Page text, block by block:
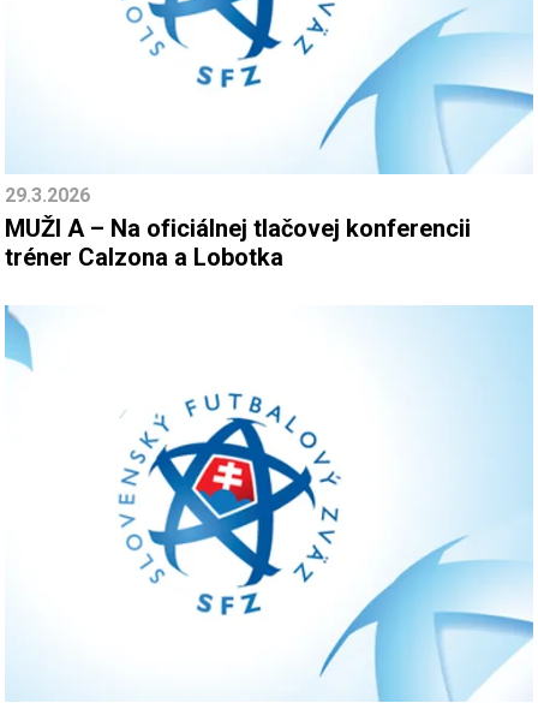
29.3.2026
MUŽI A – Na oficiálnej tlačovej konferencii
tréner Calzona a Lobotka